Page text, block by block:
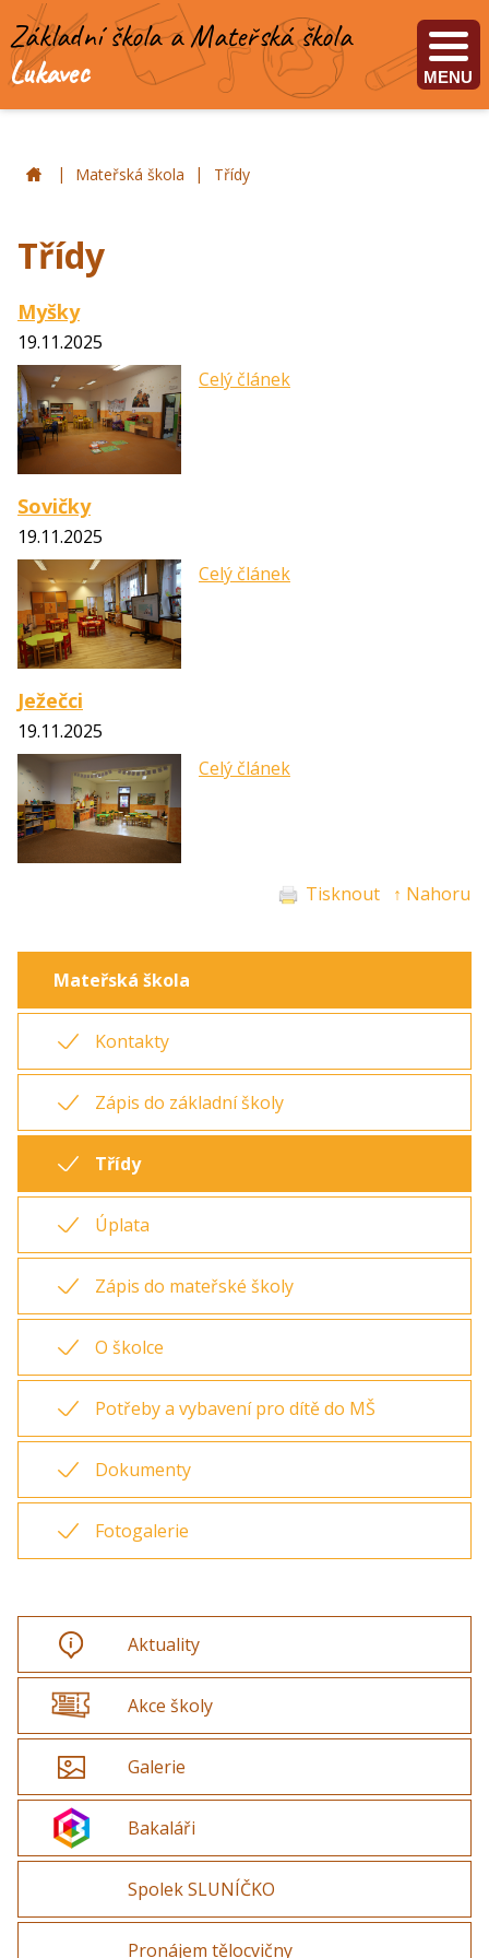
Základní škola a Mateřská škola
Lukavec
MENU
ZŠ a MŠ Lukavec
| Mateřská škola | Třídy
Třídy
Myšky
19.11.2025
Celý článek
Sovičky
19.11.2025
Celý článek
Ježečci
19.11.2025
Celý článek
Tisknout ↑ Nahoru
Mateřská škola
Kontakty
Zápis do základní školy
Třídy
Úplata
Zápis do mateřské školy
O školce
Potřeby a vybavení pro dítě do MŠ
Dokumenty
Fotogalerie
Aktuality
Akce školy
Galerie
Bakaláři
Spolek SLUNÍČKO
Pronájem tělocvičny